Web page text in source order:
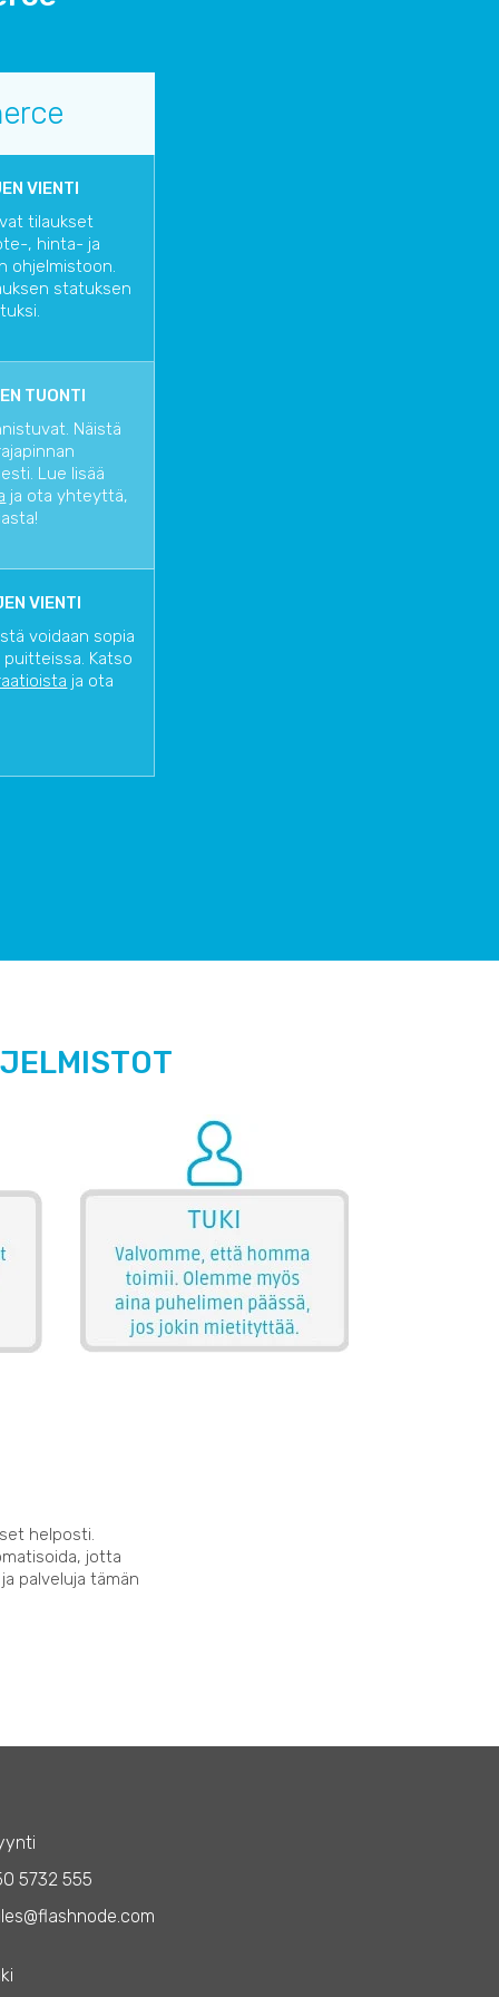
VIENTI
tilaukset
, hinta- ja
ohjelmistoon.
statuksen
TUONTI
Näistä
Lue lisää
ja ota yhteyttä,
VIENTI
voidaan sopia
Katso
ja ota
helposti.
jotta
palveluja tämän
5732 555